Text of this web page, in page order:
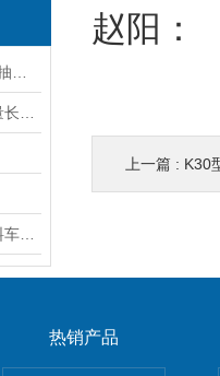
赵阳：
上一篇 : K30
热销产品